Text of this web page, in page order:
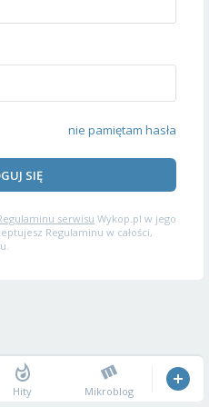
nie pamiętam hasła
SIĘ
serwisu Wykop.pl w jego
Regulaminu w całości,
Hity Mikroblog